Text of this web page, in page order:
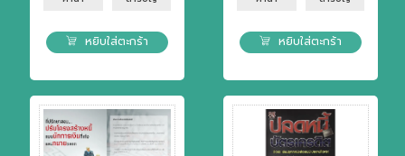
หยิบใส่ตะกร้า หยิบใส่ตะกร้า